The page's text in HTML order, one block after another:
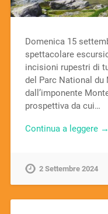
Domenica 15
spettacolare
incisioni rupestri di
del Parc National
dall’imponente
prospettiva da cui…
Continua a leggere →
2 Settembre 2024